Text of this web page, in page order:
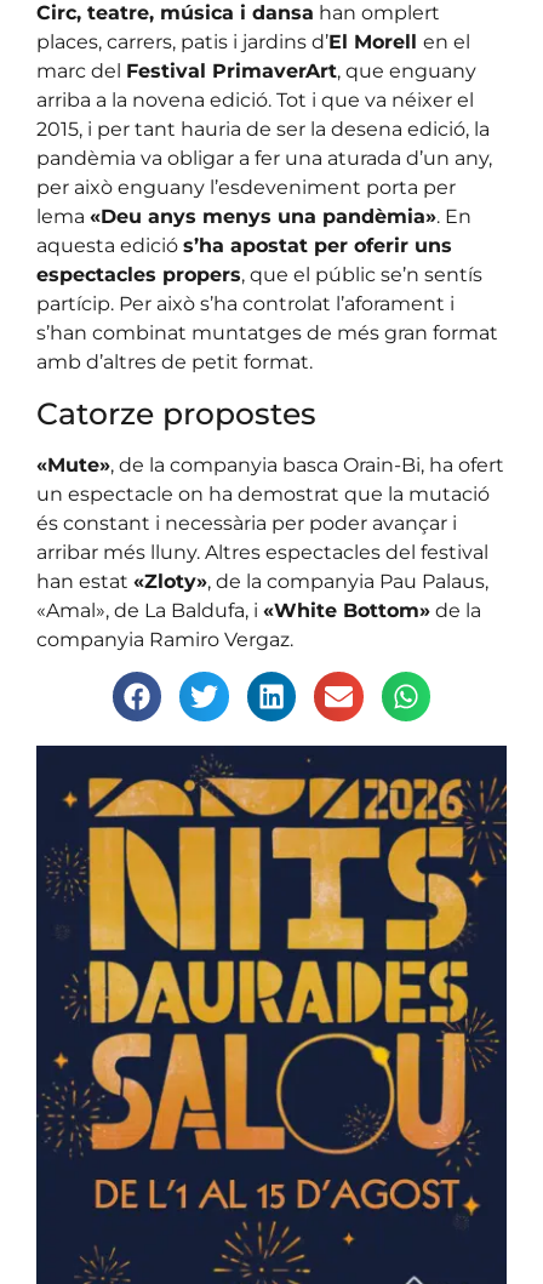
Circ, teatre, música i dansa han omplert
places, carrers, patis i jardins d’El Morell en el
marc del Festival PrimaverArt, que enguany
arriba a la novena edició. Tot i que va néixer el
2015, i per tant hauria de ser la desena edició, la
pandèmia va obligar a fer una aturada d’un any,
per això enguany l’esdeveniment porta per
lema «Deu anys menys una pandèmia». En
aquesta edició s’ha apostat per oferir uns
espectacles propers, que el públic se’n sentís
partícip. Per això s’ha controlat l’aforament i
s’han combinat muntatges de més gran format
amb d’altres de petit format.
Catorze propostes
«Mute», de la companyia basca Orain-Bi, ha ofert
un espectacle on ha demostrat que la mutació
és constant i necessària per poder avançar i
arribar més lluny. Altres espectacles del festival
han estat «Zloty», de la companyia Pau Palaus,
«Amal», de La Baldufa, i «White Bottom» de la
companyia Ramiro Vergaz.